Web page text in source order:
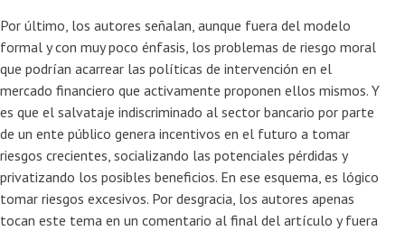
Por último, los autores señalan, aunque fuera del modelo
formal y con muy poco énfasis, los problemas de riesgo moral
que podrían acarrear las políticas de intervención en el
mercado financiero que activamente proponen ellos mismos. Y
es que el salvataje indiscriminado al sector bancario por parte
de un ente público genera incentivos en el futuro a tomar
riesgos crecientes, socializando las potenciales pérdidas y
privatizando los posibles beneficios. En ese esquema, es lógico
tomar riesgos excesivos. Por desgracia, los autores apenas
tocan este tema en un comentario al final del artículo y fuera